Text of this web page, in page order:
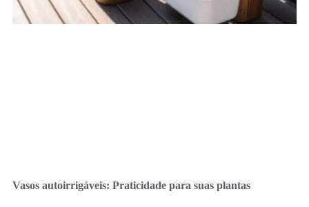
Vasos autoirrigáveis: Praticidade para suas plantas